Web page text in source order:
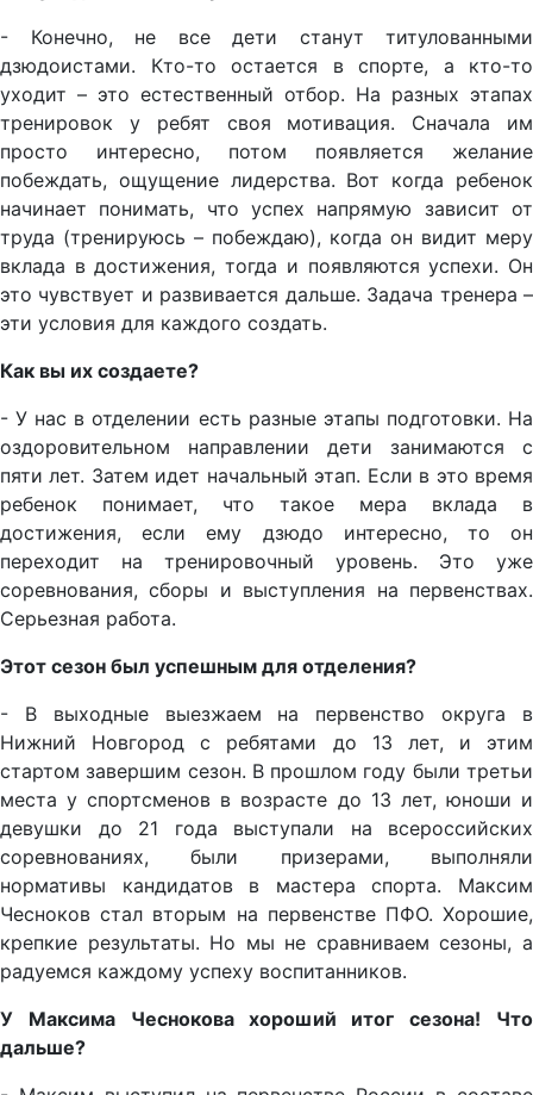
- Конечно, не все дети станут титулованными
дзюдоистами. Кто-то остается в спорте, а кто-то
уходит – это естественный отбор. На разных этапах
тренировок у ребят своя мотивация. Сначала им
просто интересно, потом появляется желание
побеждать, ощущение лидерства. Вот когда ребенок
начинает понимать, что успех напрямую зависит от
труда (тренируюсь – побеждаю), когда он видит меру
вклада в достижения, тогда и появляются успехи. Он
это чувствует и развивается дальше. Задача тренера –
эти условия для каждого создать.
Как вы их создаете?
- У нас в отделении есть разные этапы подготовки. На
оздоровительном направлении дети занимаются с
пяти лет. Затем идет начальный этап. Если в это время
ребенок понимает, что такое мера вклада в
достижения, если ему дзюдо интересно, то он
переходит на тренировочный уровень. Это уже
соревнования, сборы и выступления на первенствах.
Серьезная работа.
Этот сезон был успешным для отделения?
- В выходные выезжаем на первенство округа в
Нижний Новгород с ребятами до 13 лет, и этим
стартом завершим сезон. В прошлом году были третьи
места у спортсменов в возрасте до 13 лет, юноши и
девушки до 21 года выступали на всероссийских
соревнованиях, были призерами, выполняли
нормативы кандидатов в мастера спорта. Максим
Чесноков стал вторым на первенстве ПФО. Хорошие,
крепкие результаты. Но мы не сравниваем сезоны, а
радуемся каждому успеху воспитанников.
У Максима Чеснокова хороший итог сезона! Что
дальше?